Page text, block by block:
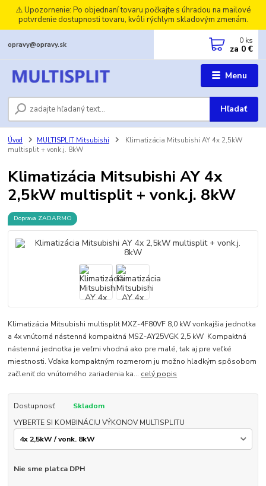
⚠️ Upozornenie: Po objednaní tovaru počkajte s úhradou na mailové
potvrdenie dostupnosti tovaru, kvôli rýchlym skladovým zmenám.
Menu
Hľadať
opravy@opravy.sk 0 ks
za 0 €
Úvod MULTISPLIT Mitsubishi
Klimatizácia Mitsubishi AY 4x 2,5kW
multisplit + vonk.j. 8kW
Klimatizácia Mitsubishi AY 4x
2,5kW multisplit + vonk.j. 8kW
Doprava ZADARMO
Klimatizácia Mitsubishi multisplit MXZ-4F80VF 8,0 kW vonkajšia jednotka
a 4x vnútorná nástenná kompaktná MSZ-AY25VGK 2,5 kW Kompaktná
nástenná jednotka je veľmi vhodná ako pre malé, tak aj pre veľké
miestnosti. Vďaka kompaktným rozmerom ju možno hladkým spôsobom
začleniť do vnútorného zariadenia ka... celý popis
Dostupnosť
Skladom
VYBERTE SI KOMBINÁCIU VÝKONOV MULTISPLITU
Nie sme platca DPH